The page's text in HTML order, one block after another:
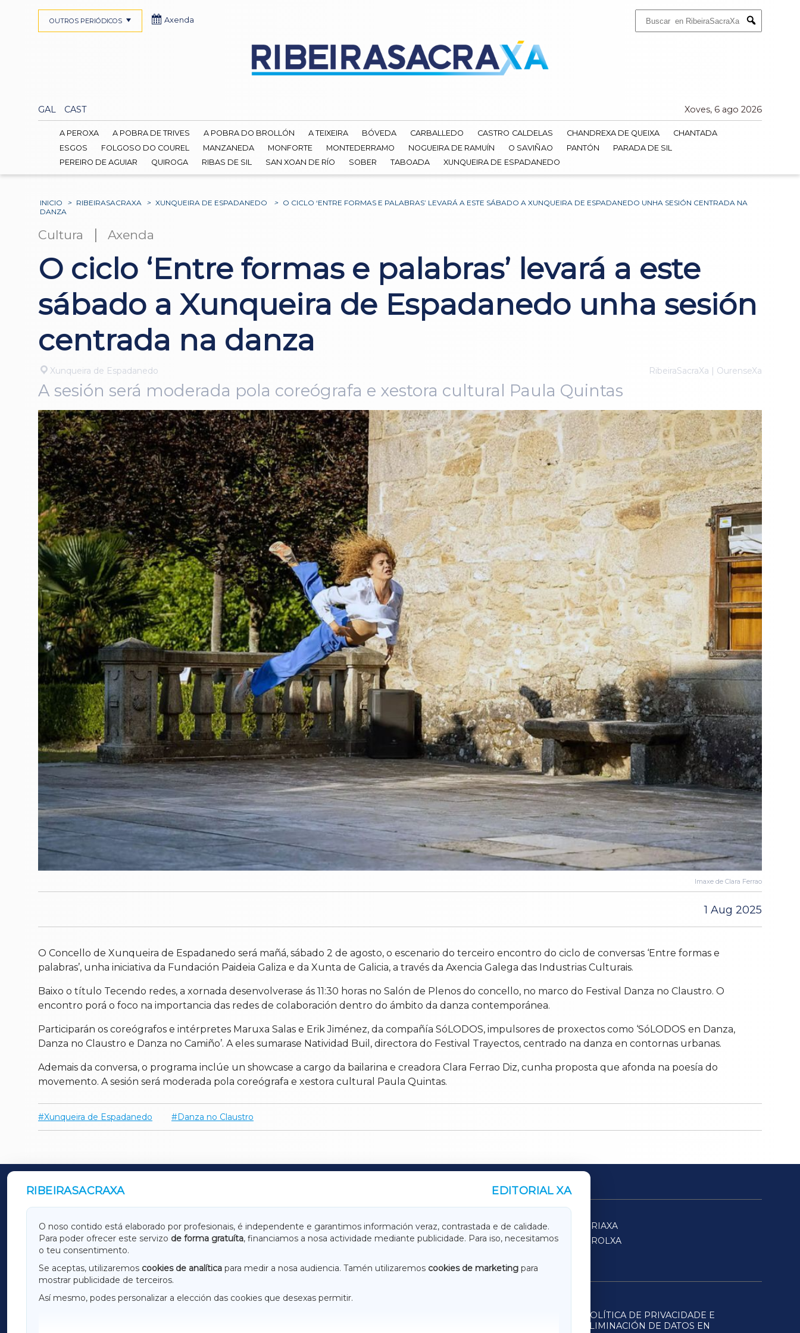
Submit
GAL CAST Xoves, 6 ago 2026
OUTROS PERIÓDICOS Axenda
A PEROXA A POBRA DE TRIVES A POBRA DO BROLLÓN A TEIXEIRA BÓVEDA CARBALLEDO CASTRO CALDELAS CHANDREXA DE QUEIXA
CHANTADA
ESGOS
FOLGOSO DO COUREL MANZANEDA MONFORTE MONTEDERRAMO NOGUEIRA DE RAMUÍN O SAVIÑAO PANTÓN
PARADA DE SIL
PEREIRO DE AGUIAR
QUIROGA RIBAS DE SIL SAN XOAN DE RÍO SOBER TABOADA XUNQUEIRA DE ESPADANEDO
INICIO > RIBEIRASACRAXA > XUNQUEIRA DE ESPADANEDO > O CICLO ‘ENTRE FORMAS E PALABRAS’ LEVARÁ A ESTE SÁBADO A XUNQUEIRA DE ESPADANEDO UNHA SESIÓN CENTRADA NA
DANZA
Cultura | Axenda
O ciclo ‘Entre formas e palabras’ levará a este
sábado a Xunqueira de Espadanedo unha sesión
centrada na danza
Xunqueira de Espadanedo RibeiraSacraXa | OurenseXa
A sesión será moderada pola coreógrafa e xestora cultural Paula Quintas
Imaxe de Clara Ferrao
1 Aug 2025
O Concello de Xunqueira de Espadanedo será mañá, sábado 2 de agosto, o escenario do terceiro encontro do ciclo de conversas ‘Entre formas e
palabras’, unha iniciativa da Fundación Paideia Galiza e da Xunta de Galicia, a través da Axencia Galega das Industrias Culturais.
Baixo o título Tecendo redes, a xornada desenvolverase ás 11:30 horas no Salón de Plenos do concello, no marco do Festival Danza no Claustro. O
encontro porá o foco na importancia das redes de colaboración dentro do ámbito da danza contemporánea.
Participarán os coreógrafos e intérpretes Maruxa Salas e Erik Jiménez, da compañía SóLODOS, impulsores de proxectos como ‘SóLODOS en Danza,
Danza no Claustro e Danza no Camiño’. A eles sumarase Natividad Buil, directora do Festival Trayectos, centrado na danza en contornas urbanas.
Ademais da conversa, o programa inclúe un showcase a cargo da bailarina e creadora Clara Ferrao Diz, cunha proposta que afonda na poesía do
movemento. A sesión será moderada pola coreógrafa e xestora cultural Paula Quintas.
Xunqueira de Espadanedo Danza no Claustro
RIBEIRASACRAXA EDITORIAL XA
O noso contido está elaborado por profesionais, é independente e garantimos información veraz, contrastada e de calidade.
Para poder ofrecer este servizo de forma gratuíta, financiamos a nosa actividade mediante publicidade. Para iso, necesitamos
o teu consentimento.
Se aceptas, utilizaremos cookies de analítica para medir a nosa audiencia. Tamén utilizaremos cookies de marketing para
mostrar publicidade de terceiros.
Así mesmo, podes personalizar a elección das cookies que desexas permitir.
OUTROS PERIÓDICOS
GALICIAXA LUGOXA TERRACHAXA
SARRIAXA
AMARIÑAXA
RIBEIRASACRAXA ACORUÑAXA
FERROLXA
OURENSEXA
POLÍTICA DE PRIVACIDADE E
ELIMINACIÓN DE DATOS EN